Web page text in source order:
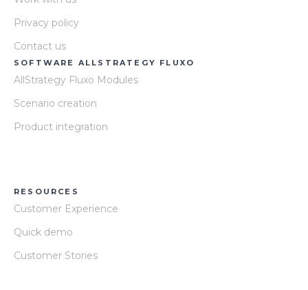
Privacy policy
Contact us
SOFTWARE ALLSTRATEGY FLUXO
AllStrategy Fluxo Modules
Scenario creation
Product integration
RESOURCES
Customer Experience
Quick demo
Customer Stories